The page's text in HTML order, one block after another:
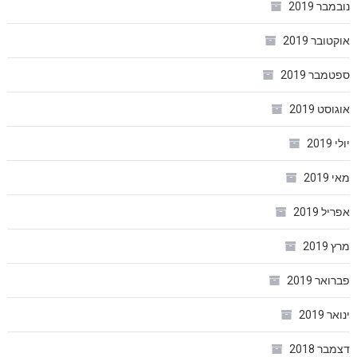
נובמבר 2019
אוקטובר 2019
ספטמבר 2019
אוגוסט 2019
יולי 2019
מאי 2019
אפריל 2019
מרץ 2019
פברואר 2019
ינואר 2019
דצמבר 2018